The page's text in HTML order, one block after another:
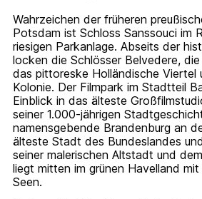
Wahrzeichen der früheren
Potsdam ist Schloss Sanssouci im
riesigen Parkanlage. Abseits der
locken die Schlösser Belvedere,
das pittoreske Holländische Viertel
Kolonie. Der Filmpark im Stadtteil
Einblick in das älteste
seiner 1.000-jährigen
namensgebende Brandenburg an
älteste Stadt des Bundeslandes
seiner malerischen Altstadt und
liegt mitten im grünen Havelland
Seen.